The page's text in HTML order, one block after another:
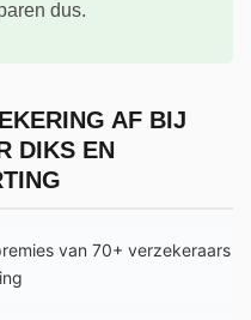
dus.
AF BIJ
DIKS EN
van 70+ verzekeraars